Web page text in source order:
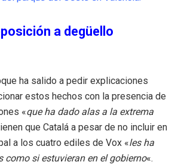
a degüello
ha salido a pedir explicaciones
estos hechos con la presencia de
«que ha dado alas a la extrema
que Catalá a pesar de no incluir en
a los cuatro ediles de Vox «les ha
como si estuvieran en el gobierno«.